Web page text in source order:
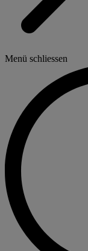
Menü schliessen